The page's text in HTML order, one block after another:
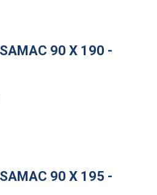
90 X 190 -
90 X 195 -